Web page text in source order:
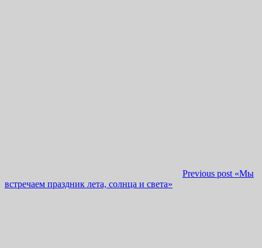
Previous post «Мы
встречаем праздник лета, солнца и света»